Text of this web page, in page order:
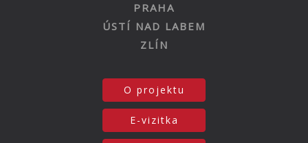
PRAHA
ÚSTÍ NAD LABEM
ZLÍN
O projektu
E-vizitka